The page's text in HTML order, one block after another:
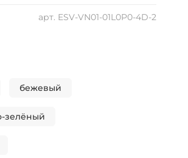
арт. ESV-VN01-01L0P0-4D-2
бежевый
зелёный